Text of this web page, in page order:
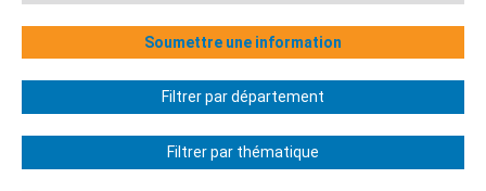
Soumettre une information
Filtrer par département
Filtrer par thématique